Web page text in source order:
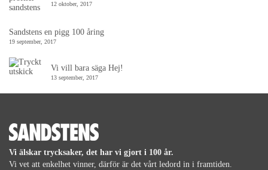
12 oktober, 2017
Sandstens en pigg 100 åring
19 september, 2017
Vi vill bara säga Hej!
13 september, 2017
Vi älskar trycksaker, det har vi gjort i 100 år.
Vi vet att enkelhet vinner, därför är det vårt ledord in i framtiden.